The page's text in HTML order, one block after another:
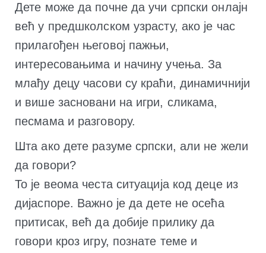
Дете може да почне да учи српски онлајн
већ у предшколском узрасту, ако је час
прилагођен његовој пажњи,
интересовањима и начину учења. За
млађу децу часови су краћи, динамичнији
и више засновани на игри, сликама,
песмама и разговору.
Шта ако дете разуме српски, али не жели
да говори?
То је веома честа ситуација код деце из
дијаспоре. Важно је да дете не осећа
притисак, већ да добије прилику да
говори кроз игру, познате теме и